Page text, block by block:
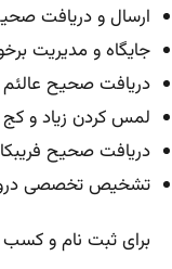
ارسال و دریافت
جایگاه و مدیریت
دریافت صحيح
لمس کردن زیاد و
دریافت صحيح
تشخیص تخصصی دروغ
برای ثبت نام و کسب